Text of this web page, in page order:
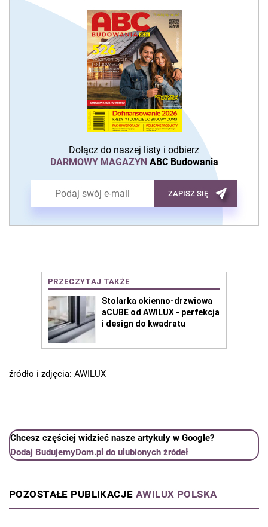
Dołącz do naszej listy i odbierz
DARMOWY MAGAZYNABC Budowania
ZAPISZ SIĘ
źródło i zdjęcia: AWILUX
Chcesz częściej widzieć nasze artykuły w Google?
Dodaj BudujemyDom.pl do ulubionych źródeł
POZOSTAŁE PUBLIKACJE AWILUX POLSKA